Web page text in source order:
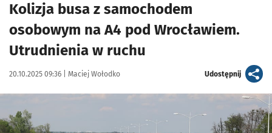
Kolizja busa z samochodem
osobowym na A4 pod Wrocławiem.
Utrudnienia w ruchu
Data publikacji:
20.10.2025 09:36 | Autor:
Maciej Wołodko Udostępnijartykuł
Kliknij, aby powiększyć